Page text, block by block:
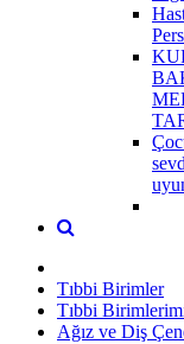
Tıbbi Birimler
Tıbbi
Ağız ve Diş